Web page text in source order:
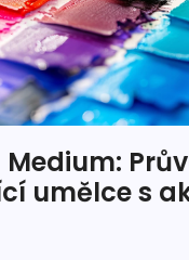
Medium:
umělce s